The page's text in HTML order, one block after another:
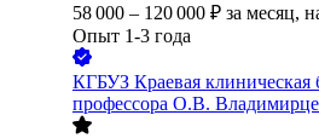
58 000 – 120 000 ₽ за месяц,
Опыт 1-3 года
КГБУЗ Краевая клиническая
профессора О.В.